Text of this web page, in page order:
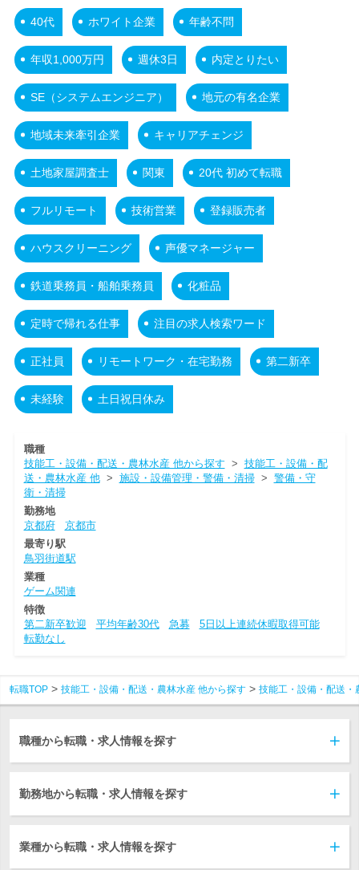
40代 ホワイト企業 年齢不問
年収1,000万円 週休3日 内定とりたい
SE（システムエンジニア） 地元の有名企業
地域未来牽引企業 キャリアチェンジ
土地家屋調査士 関東 20代 初めて転職
フルリモート 技術営業 登録販売者
ハウスクリーニング 声優マネージャー
鉄道乗務員・船舶乗務員 化粧品
定時で帰れる仕事 注目の求人検索ワード
正社員 リモートワーク・在宅勤務 第二新卒
未経験 土日祝日休み
職種
技能工・設備・配送・農林水産 他から探す > 技能工・設備・配
送・農林水産 他> 施設・設備管理・警備・清掃> 警備・守
衛・清掃
勤務地
京都府
京都市
最寄り駅
鳥羽街道駅
業種
ゲーム関連
特徴
第二新卒歓迎
平均年齢30代 急募
5日以上連続休暇取得可能
転勤なし
転職TOP 技能工・設備・配送・農林水産 他から探す 技能工・設備・配送・
職種から転職・求人情報を探す
勤務地から転職・求人情報を探す
業種から転職・求人情報を探す